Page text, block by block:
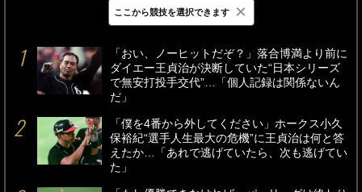
最新 24時間 週間
「おい、ノーヒットだぞ？」落合博満より前に
ダイエー王貞治が決断していた“日本シリーズ
で無安打投手交代”…「個人記録は関係ないん
だ」
「僕を4番から外してください」ホークス小久
保裕紀“選手人生最大の危機”に王貞治は何と答
えたか…「あれで逃げていたら、次も逃げてい
た」
ここから競技を選択できます ×